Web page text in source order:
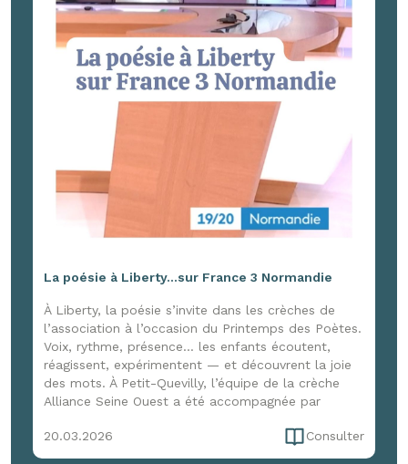
La poésie à Liberty...sur France 3 Normandie
À Liberty, la poésie s’invite dans les crèches de
l’association à l’occasion du Printemps des Poètes.
Voix, rythme, présence… les enfants écoutent,
réagissent, expérimentent — et découvrent la joie
des mots. À Petit-Quevilly, l’équipe de la crèche
Alliance Seine Ouest a été accompagnée par
immersion de trois jours, entre formation et
expérimentation, pour faire vivre la poésie dans le
20.03.2026 Consulter